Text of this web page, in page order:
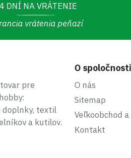
DNÍ NA VRÁTENIE
vrátenia peňazí
pre
doplnky, textil
a kutilov.
O spoločnosti
O nás
Sitemap
Veľkoobchod
Kontakt